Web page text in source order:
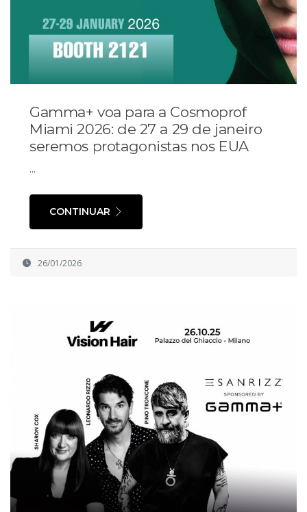
Gamma+ voa para a Cosmoprof
Miami 2026: de 27 a 29 de janeiro
seremos protagonistas nos EUA
...
CONTINUAR
26/01/2026